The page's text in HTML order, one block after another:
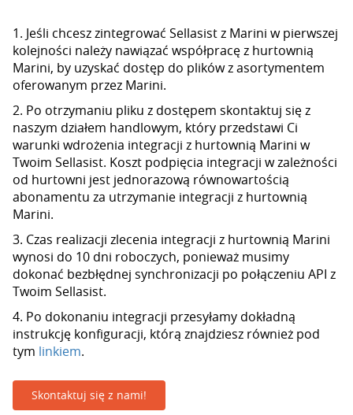
1. Jeśli chcesz zintegrować Sellasist z Marini w pierwszej
kolejności należy nawiązać współpracę z hurtownią
Marini, by uzyskać dostęp do plików z asortymentem
oferowanym przez Marini.
2. Po otrzymaniu pliku z dostępem skontaktuj się z
naszym działem handlowym, który przedstawi Ci
warunki wdrożenia integracji z hurtownią Marini w
Twoim Sellasist. Koszt podpięcia integracji w zależności
od hurtowni jest jednorazową równowartością
abonamentu za utrzymanie integracji z hurtownią
Marini.
3. Czas realizacji zlecenia integracji z hurtownią Marini
wynosi do 10 dni roboczych, ponieważ musimy
dokonać bezbłędnej synchronizacji po połączeniu API z
Twoim Sellasist.
4. Po dokonaniu integracji przesyłamy dokładną
instrukcję konfiguracji, którą znajdziesz również pod
tym linkiem.
Skontaktuj się z nami!